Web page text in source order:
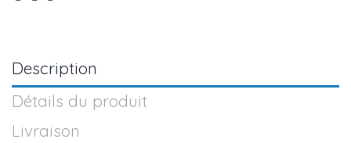
Description
Détails du produit
Livraison